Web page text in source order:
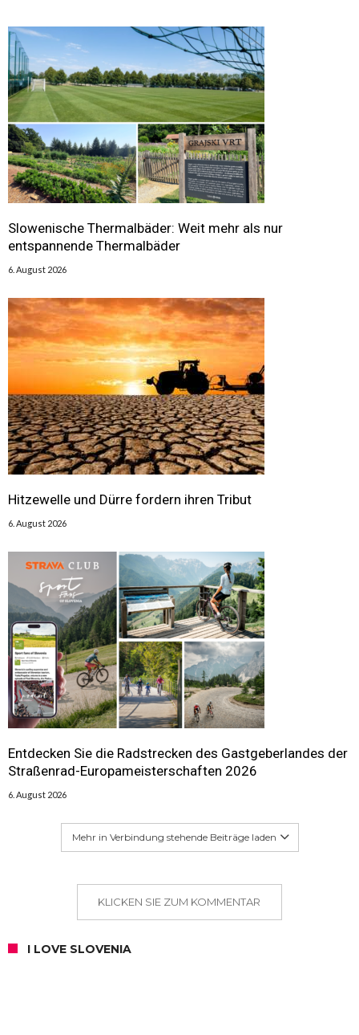
Slowenische Thermalbäder: Weit mehr als nur
entspannende Thermalbäder
6. August 2026
Hitzewelle und Dürre fordern ihren Tribut
6. August 2026
Entdecken Sie die Radstrecken des Gastgeberlandes der
Straßenrad-Europameisterschaften 2026
6. August 2026
Mehr in Verbindung stehende Beiträge laden
KLICKEN SIE ZUM KOMMENTAR
I LOVE SLOVENIA